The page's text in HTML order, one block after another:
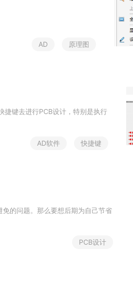
AD 原理图
捷键去进行PCB设计 ， 特别是执行
AD软件 快捷键
免的问题。 那么要想后期为自己节省
PCB设计